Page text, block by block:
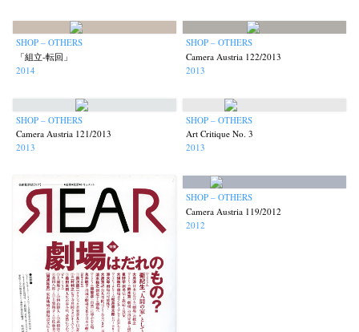
SHOP – OTHERS
「組立‐転回」
2014
SHOP – OTHERS
Camera Austria 122/2013
2013
SHOP – OTHERS
Camera Austria 121/2013
2013
SHOP – OTHERS
Art Critique No. 3
2013
SHOP – OTHERS
Camera Austria 119/2012
2012